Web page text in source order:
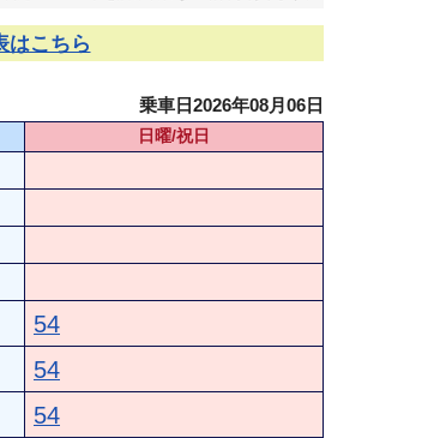
はこちら
乗車日2026年08月06日
日曜/祝日
54
54
54